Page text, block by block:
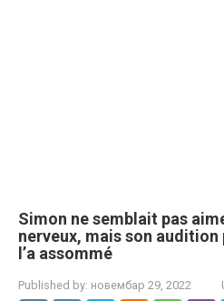
Simon ne semblait pas
nerveux, mais son
l’a assommé
Published by: новембар 29, 2022